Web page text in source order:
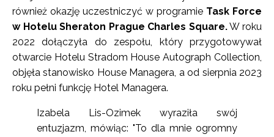
również okazję uczestniczyć w programie Task Force
w Hotelu Sheraton Prague Charles Square.W roku
2022 dołączyła do zespołu, który przygotowywał
otwarcie Hotelu Stradom House Autograph Collection,
objęła stanowisko House Managera, a od sierpnia 2023
roku pełni funkcję Hotel Managera.
Izabela Lis-Ozimek wyraziła swój
entuzjazm, mówiąc: "To dla mnie ogromny